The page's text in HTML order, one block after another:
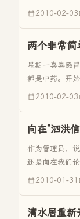
也有所不同。
2010-02-03
两个非常简
星期一喜喜感
都是中药。开
咳严重，白天
2010-02-03
向在“泗洪
作为管理员，
还是向在我们
们的价值 作为
2010-01-31
清水居重新